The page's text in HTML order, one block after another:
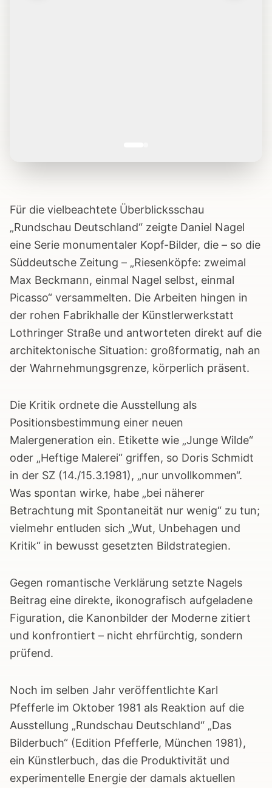
Für die vielbeachtete Überblicksschau
„Rundschau Deutschland“ zeigte Daniel Nagel
eine Serie monumentaler Kopf-Bilder, die – so die
Süddeutsche Zeitung – „Riesenköpfe: zweimal
Max Beckmann, einmal Nagel selbst, einmal
Picasso“ versammelten. Die Arbeiten hingen in
der rohen Fabrikhalle der Künstlerwerkstatt
Lothringer Straße und antworteten direkt auf die
architektonische Situation: großformatig, nah an
der Wahrnehmungsgrenze, körperlich präsent.
Die Kritik ordnete die Ausstellung als
Positionsbestimmung einer neuen
Malergeneration ein. Etikette wie „Junge Wilde“
oder „Heftige Malerei“ griffen, so Doris Schmidt
in der SZ (14./15.3.1981), „nur unvollkommen“.
Was spontan wirke, habe „bei näherer
Betrachtung mit Spontaneität nur wenig“ zu tun;
vielmehr entluden sich „Wut, Unbehagen und
Kritik“ in bewusst gesetzten Bildstrategien.
Gegen romantische Verklärung setzte Nagels
Beitrag eine direkte, ikonografisch aufgeladene
Figuration, die Kanonbilder der Moderne zitiert
und konfrontiert – nicht ehrfürchtig, sondern
prüfend.
Noch im selben Jahr veröffentlichte Karl
Pfefferle im Oktober 1981 als Reaktion auf die
Ausstellung „Rundschau Deutschland“ „Das
Bilderbuch“ (Edition Pfefferle, München 1981),
ein Künstlerbuch, das die Produktivität und
experimentelle Energie der damals aktuellen